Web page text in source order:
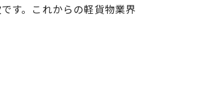
す。これからの軽貨物業界